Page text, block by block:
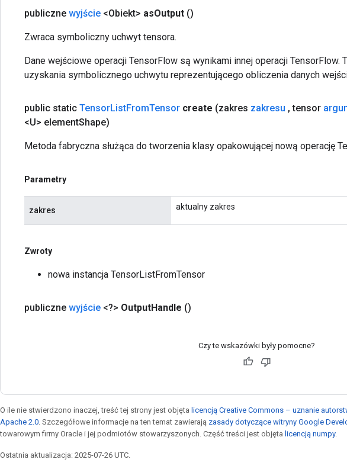
publiczne wyjście <Obiekt> asOutput ()
Zwraca symboliczny uchwyt tensora.
Dane wejściowe operacji TensorFlow są wynikami innej operacji TensorFlow.
uzyskania symbolicznego uchwytu reprezentującego obliczenia danych
public static TensorListFromTensor create (zakres zakresu , tensor
<U> elementShape)
Metoda fabryczna służąca do tworzenia klasy opakowującej nową operację
Parametry
zakres aktualny zakres
Zwroty
nowa instancja TensorListFromTensor
publiczne wyjście <?> OutputHandle ()
Czy te wskazówki były pomocne?
O ile nie stwierdzono inaczej, treść tej strony jest objęta licencją Creative Commons – uznanie
Apache 2.0 . Szczegółowe informacje na ten temat zawierają zasady dotyczące witryny Google
towarowym firmy Oracle i jej podmiotów stowarzyszonych. Część treści jest objęta licencją numpy.
Ostatnia aktualizacja: 2025-07-26 UTC.